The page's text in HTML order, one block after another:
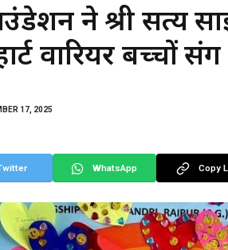
ने श्री सत्य
वारियर बच्चों
17, 2025
WhatsApp Copy